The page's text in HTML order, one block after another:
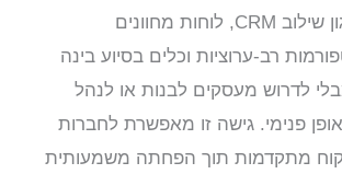
טכנולוגיות - כגון שילוב CRM, לוחות מחוונים
רב-ערוציות וכלים בסיוע בינה
לדרוש מעסקים לבנות או לנהל
פנימי. גישה זו מאפשרת לחברות
מתקדמות תוך הפחתה משמעותית